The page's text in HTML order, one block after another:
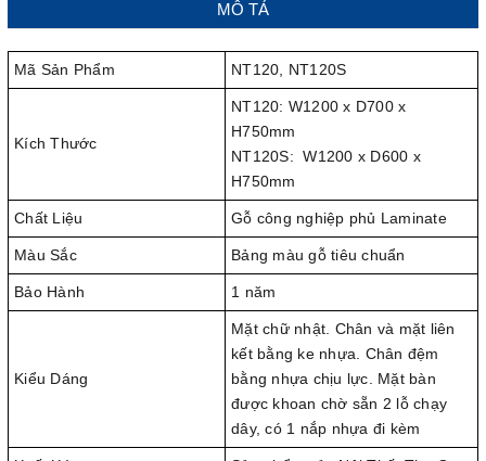
MÔ TẢ
Mã Sản Phẩm NT120, NT120S
Kích Thước
NT120: W1200 x D700 x
H750mm
NT120S: W1200 x D600 x
H750mm
Chất Liệu Gỗ công nghiệp phủ Laminate
Màu Sắc Bảng màu gỗ tiêu chuẩn
Bảo Hành 1 năm
Kiểu Dáng
Mặt chữ nhật. Chân và mặt liên
kết bằng ke nhựa. Chân đệm
bằng nhựa chịu lực. Mặt bàn
được khoan chờ sẵn 2 lỗ chạy
dây, có 1 nắp nhựa đi kèm